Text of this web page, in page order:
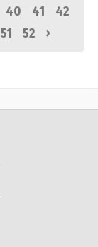
40 41
42
51 52 ›